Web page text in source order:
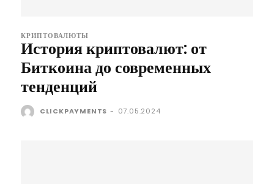
КРИПТОВАЛЮТЫ
История криптовалют: от
Биткоина до современных
тенденций
CLICKPAYMENTS - 07.05.2024